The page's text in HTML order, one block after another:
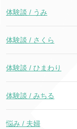
体験談 / うみ
体験談 / さくら
体験談 / ひまわり
体験談 / みちる
悩み / 夫婦